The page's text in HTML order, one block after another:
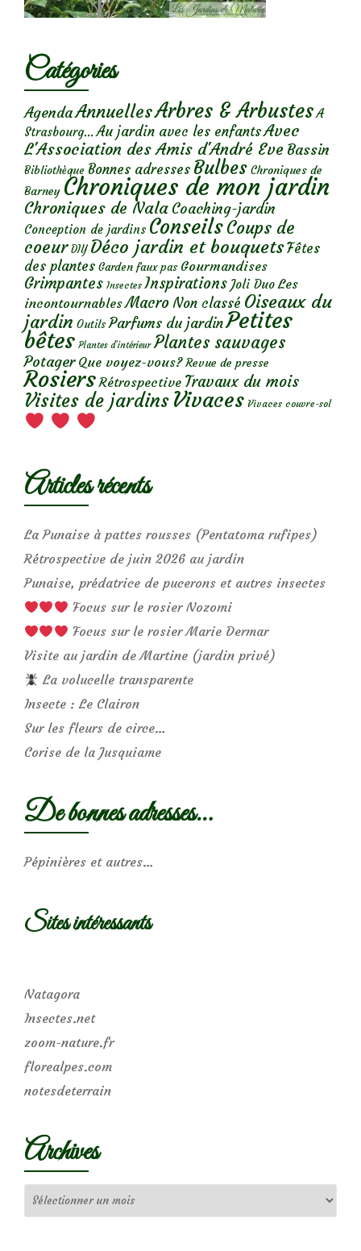
Catégories
AgendaAnnuellesArbres & Arbustes A
Strasbourg... Au jardin avec les enfantsAvec
L'Association des Amis d'André Eve Bassin
Bibliothèque Bonnes adresses Bulbes Chroniques de
Barney Chroniques de mon jardin
Chroniques de Nala Coaching-jardin
Conception de jardins ConseilsCoups de
coeur DIY Déco jardin et bouquetsFêtes
des plantes Garden faux pas Gourmandises
Grimpantes Insectes Inspirations Joli Duo Les
incontournables Macro Non classé Oiseaux du
jardin Outils Parfums du jardinPetites
bêtes Plantes d’intérieur Plantes sauvages
Potager Que voyez-vous? Revue de presse
Rosiers Rétrospective Travaux du mois
Visites de jardins Vivaces Vivaces couvre-sol
Articles récents
La Punaise à pattes rousses (Pentatoma rufipes)
Rétrospective de juin 2026 au jardin
Punaise, prédatrice de pucerons et autres insectes
Focus sur le rosier Nozomi
Focus sur le rosier Marie Dermar
Visite au jardin de Martine (jardin privé)
La volucelle transparente
Insecte : Le Clairon
Sur les fleurs de circe…
Corise de la Jusquiame
De bonnes adresses…
Pépinières et autres…
Sites intéressants
Natagora
Insectes.net
zoom-nature.fr
florealpes.com
notesdeterrain
Archives